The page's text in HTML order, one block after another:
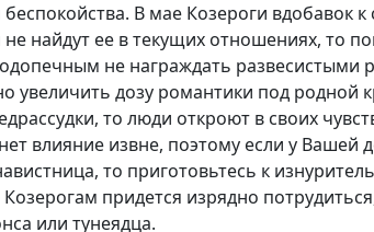
В мае Козероги вдобавок
найдут ее в текущих отношениях, то
не награждать развесистыми
увеличить дозу романтики под родной
то люди откроют в своих
влияние извне, поэтому если у Вашей
то приготовьтесь к
придется изрядно
или тунеядца.